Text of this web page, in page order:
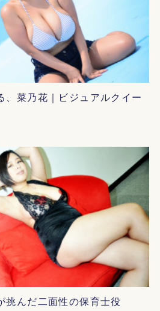
、菜乃花｜ビジュアルクイー
挑んだ二面性の保育士役